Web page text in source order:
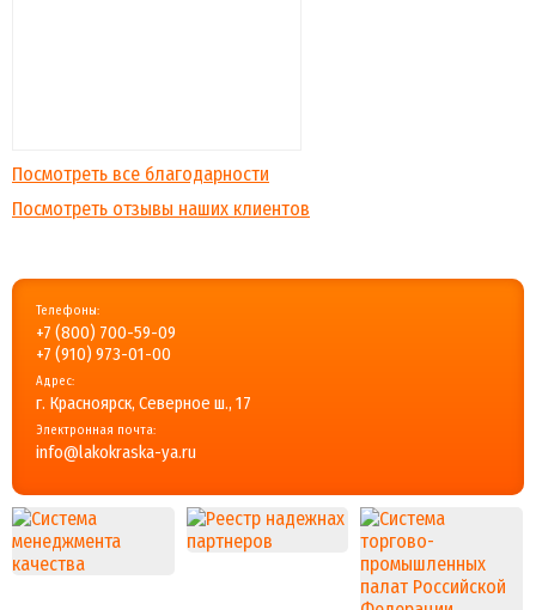
Посмотреть все благодарности
Посмотреть отзывы наших клиентов
Телефоны:
+7 (800) 700-59-09
+7 (910) 973-01-00
Адрес:
г. Красноярск, Северное ш., 17
Электронная почта:
info@lakokraska-ya.ru